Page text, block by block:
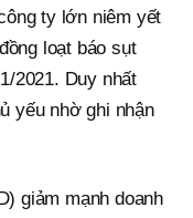
ty lớn niêm yết
loạt báo sụt
2021. Duy nhất
yếu nhờ ghi nhận
giảm mạnh doanh